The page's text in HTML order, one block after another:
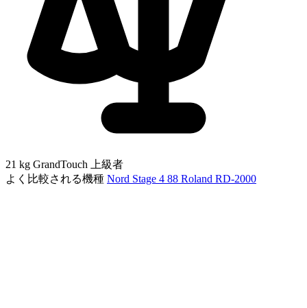
21 kg GrandTouch
上級者
よく比較される機種 Nord Stage 4 88 Roland RD-2000